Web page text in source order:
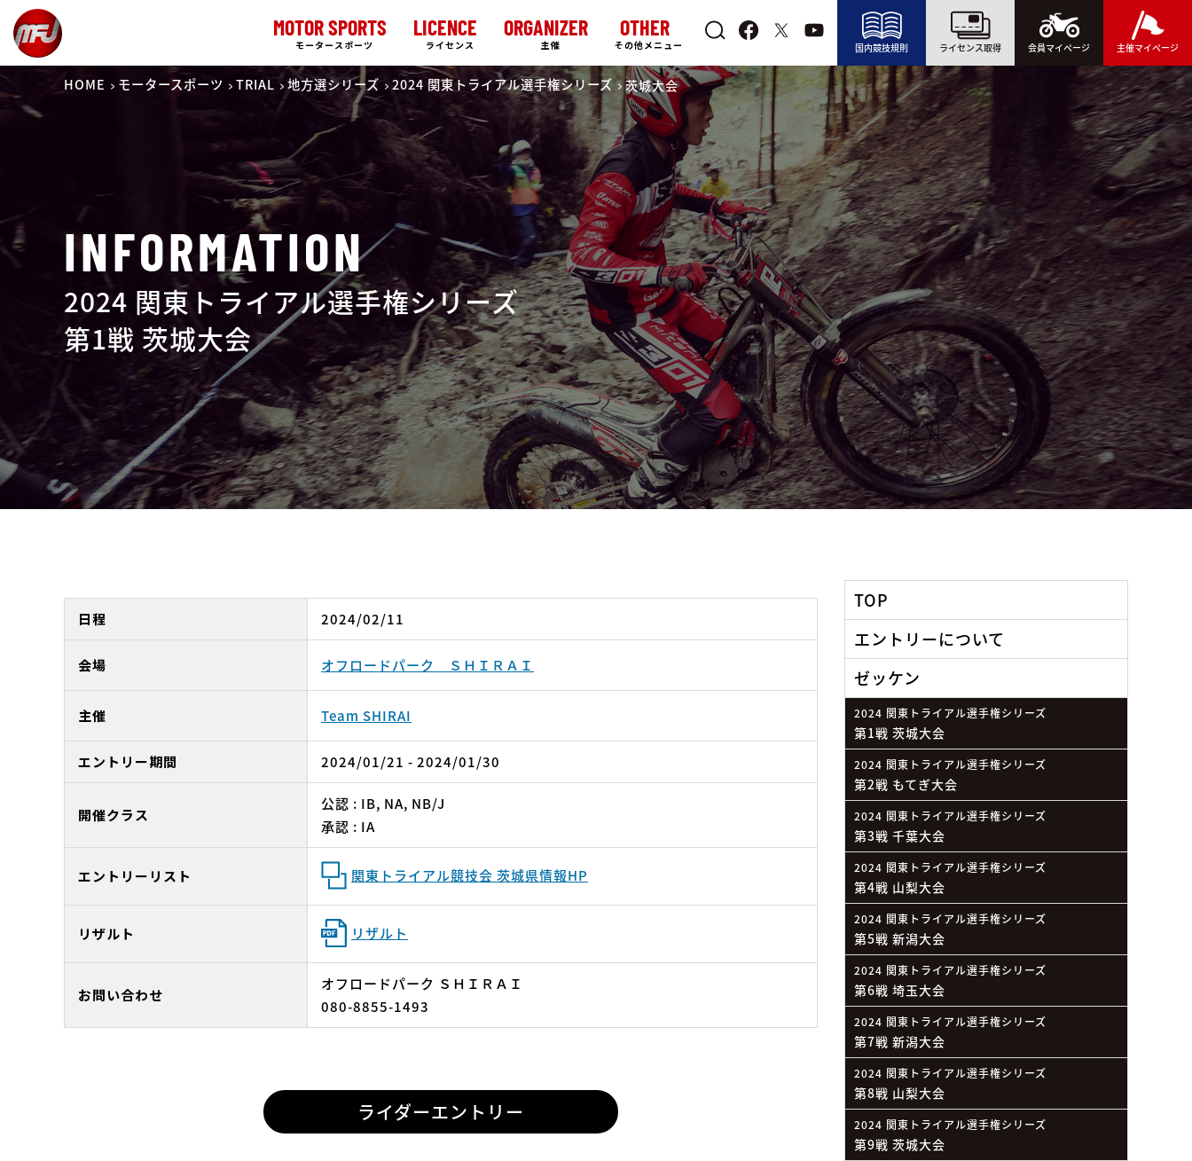
MOTOR SPORTS
モータースポーツ
LICENCE
ライセンス
ORGANIZER
主催
OTHER
その他メニュー 国内競技規則 ライセンス取得 会員マイページ 主催マイページ
HOME モータースポーツ TRIAL 地方選シリーズ 2024 関東トライアル選手権シリーズ 茨城大会
INFORMATION
2024 関東トライアル選手権シリーズ
第1戦 茨城大会
日程 2024/02/11
会場 オフロードパーク ＳＨＩＲＡＩ
主催 Team SHIRAI
エントリー期間 2024/01/21 - 2024/01/30
開催クラス
公認 : IB, NA, NB/J
承認 : IA
エントリーリスト 関東トライアル競技会 茨城県情報HP
リザルト リザルト
お問い合わせ
オフロードパーク ＳＨＩＲＡＩ
080-8855-1493
ライダーエントリー
TOP
エントリーについて
ゼッケン
2024 関東トライアル選手権シリーズ
第1戦 茨城大会
2024 関東トライアル選手権シリーズ
第2戦 もてぎ大会
2024 関東トライアル選手権シリーズ
第3戦 千葉大会
2024 関東トライアル選手権シリーズ
第4戦 山梨大会
2024 関東トライアル選手権シリーズ
第5戦 新潟大会
2024 関東トライアル選手権シリーズ
第6戦 埼玉大会
2024 関東トライアル選手権シリーズ
第7戦 新潟大会
2024 関東トライアル選手権シリーズ
第8戦 山梨大会
2024 関東トライアル選手権シリーズ
第9戦 茨城大会